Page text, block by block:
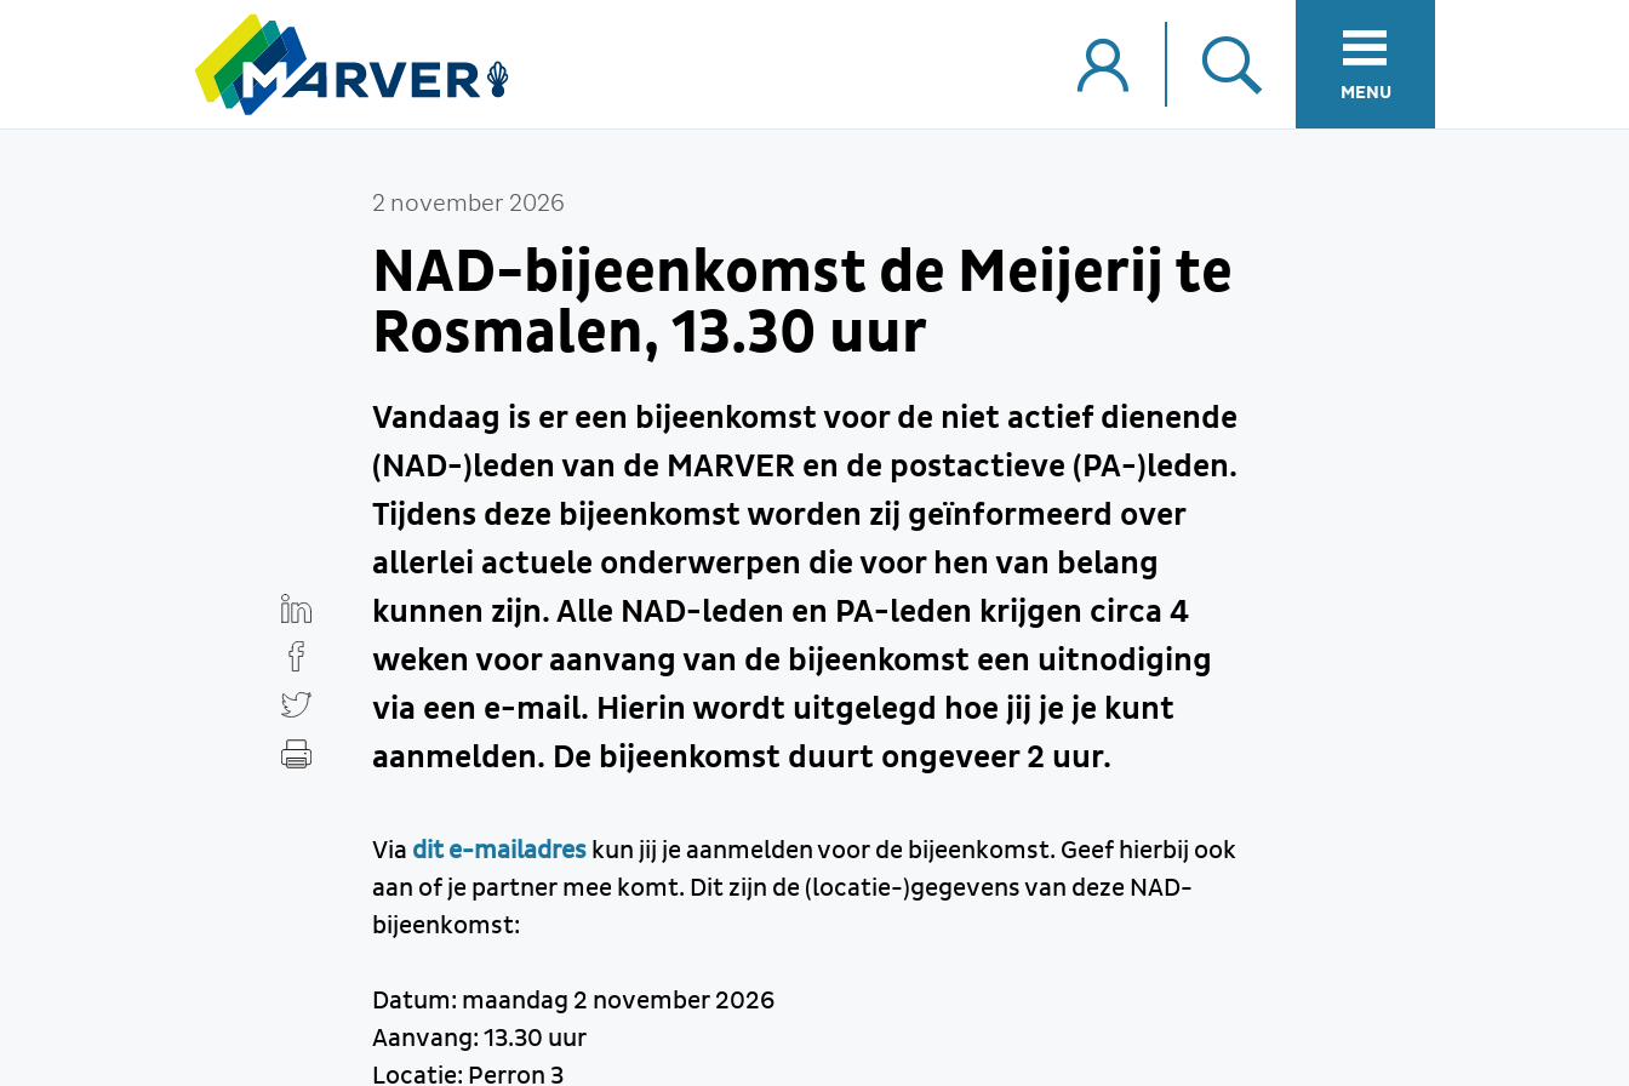
MENU
2 november 2026
NAD-bijeenkomst de Meijerij te
Rosmalen, 13.30 uur
Vandaag is er een bijeenkomst voor de niet actief dienende
(NAD-)leden van de MARVER en de postactieve (PA-)leden.
Tijdens deze bijeenkomst worden zij geïnformeerd over
allerlei actuele onderwerpen die voor hen van belang
kunnen zijn. Alle NAD-leden en PA-leden krijgen circa 4
weken voor aanvang van de bijeenkomst een uitnodiging
via een e-mail. Hierin wordt uitgelegd hoe jij je je kunt
aanmelden. De bijeenkomst duurt ongeveer 2 uur.
Via dit e-mailadres kun jij je aanmelden voor de bijeenkomst. Geef hierbij ook
aan of je partner mee komt. Dit zijn de (locatie-)gegevens van deze NAD-
bijeenkomst:
Datum: maandag 2 november 2026
Aanvang: 13.30 uur
Locatie: Perron 3